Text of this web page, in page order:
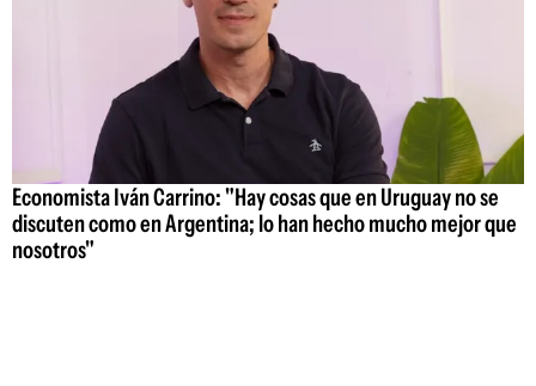
Economista Iván Carrino: "Hay cosas que en Uruguay no se
discuten como en Argentina; lo han hecho mucho mejor que
nosotros"